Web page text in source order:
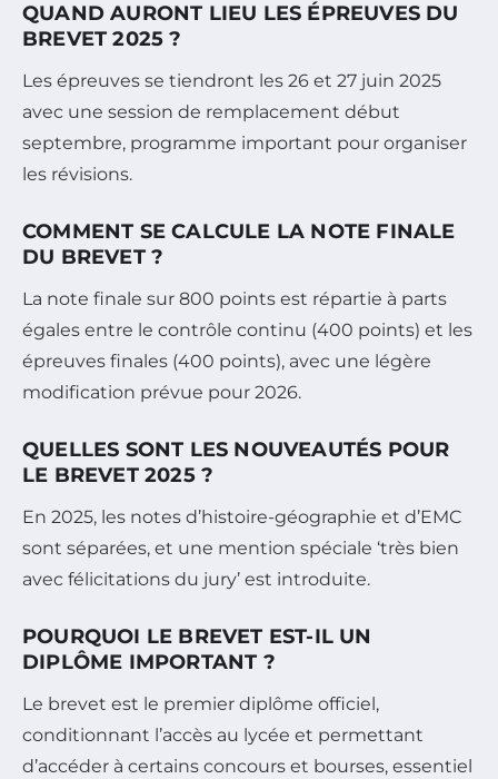
QUAND AURONT LIEU LES ÉPREUVES DU
BREVET 2025 ?
Les épreuves se tiendront les 26 et 27 juin 2025
avec une session de remplacement début
septembre, programme important pour organiser
les révisions.
COMMENT SE CALCULE LA NOTE FINALE
DU BREVET ?
La note finale sur 800 points est répartie à parts
égales entre le contrôle continu (400 points) et les
épreuves finales (400 points), avec une légère
modification prévue pour 2026.
QUELLES SONT LES NOUVEAUTÉS POUR
LE BREVET 2025 ?
En 2025, les notes d’histoire-géographie et d’EMC
sont séparées, et une mention spéciale ‘très bien
avec félicitations du jury’ est introduite.
POURQUOI LE BREVET EST-IL UN
DIPLÔME IMPORTANT ?
Le brevet est le premier diplôme officiel,
conditionnant l’accès au lycée et permettant
d’accéder à certains concours et bourses, essentiel